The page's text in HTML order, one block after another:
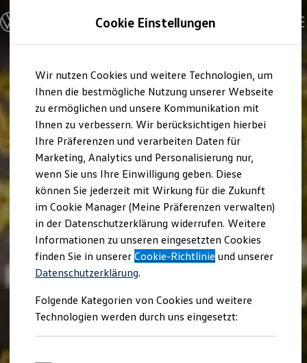
Hauptinhalt
springen
Footer
springen
Modelle und Konfigurator
Konfigurator
Modelle vergleichen
Elektroautos
ENERGY Sondermodelle
Nutzfahrzeuge
SUV und CUV
Familienautos
Kombis
Kompaktwagen
Sportwagen
Schnell verfügbare Fahrzeuge
Angebote und Produkte
Aktuelle Angebote
E-Auto-Förderung
Volkswagen Marktplatz
Die ENERGY Sondermodelle
Junge Gebrauchtwagen und Gebrauchtwagen
Volkswagen Zertifizierte Gebrauchtwagen
Elektromobilität bei Gebrauchtwagen
Saisonangebote
Reifenpakete
Leasing
Leasing-Angebote
Cookie Einstellungen
Wir nutzen Cookies und weitere Technologien, um
Ihnen die bestmögliche Nutzung unserer Webseite
zu ermöglichen und unsere Kommunikation mit
Ihnen zu verbessern. Wir berücksichtigen hierbei
Ihre Präferenzen und verarbeiten Daten für
Marketing, Analytics und Personalisierung nur,
wenn Sie uns Ihre Einwilligung geben. Diese
können Sie jederzeit mit Wirkung für die Zukunft
im Cookie Manager (Meine Präferenzen verwalten)
in der Datenschutzerklärung widerrufen. Weitere
Informationen zu unseren eingesetzten Cookies
finden Sie in unsererCookie-Richtlinie und unserer
Datenschutzerklärung.
Folgende Kategorien von Cookies und weitere
Technologien werden durch uns eingesetzt: